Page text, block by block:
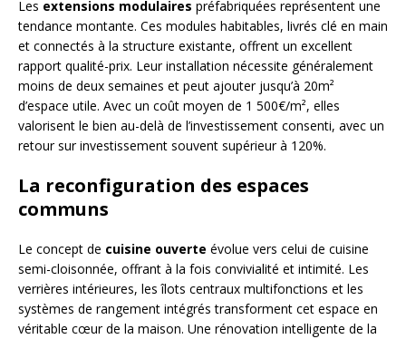
Les extensions modulaires préfabriquées représentent une
tendance montante. Ces modules habitables, livrés clé en main
et connectés à la structure existante, offrent un excellent
rapport qualité-prix. Leur installation nécessite généralement
moins de deux semaines et peut ajouter jusqu’à 20m²
d’espace utile. Avec un coût moyen de 1 500€/m², elles
valorisent le bien au-delà de l’investissement consenti, avec un
retour sur investissement souvent supérieur à 120%.
La reconfiguration des espaces
communs
Le concept de cuisine ouverte évolue vers celui de cuisine
semi-cloisonnée, offrant à la fois convivialité et intimité. Les
verrières intérieures, les îlots centraux multifonctions et les
systèmes de rangement intégrés transforment cet espace en
véritable cœur de la maison. Une rénovation intelligente de la